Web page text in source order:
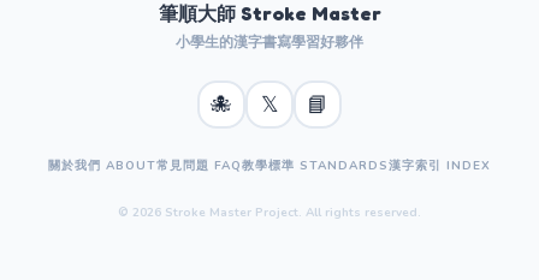
筆順大師 Stroke Master
小學生的漢字書寫學習好夥伴
🐙 𝕏 📘
關於我們 ABOUT常見問題 FAQ教學標準 STANDARDS漢字索引 INDEX
© 2026 Stroke Master Project. All rights reserved.